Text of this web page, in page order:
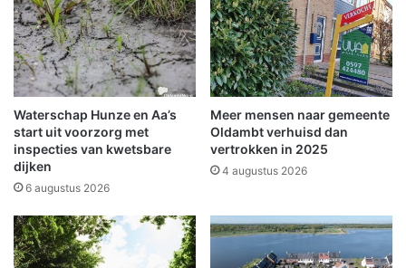
l
o
p
e
n
l
i
f
t
b
j
J
y
e
n
b
u
s
v
e
r
v
o
r
v
a
Waterschap Hunze en Aa’s
start uit voorzorg met
inspecties van kwetsbare
dijken
6 augustus 2026
Meer mensen naar gemeente
Oldambt verhuisd dan
vertrokken in 2025
4 augustus 2026